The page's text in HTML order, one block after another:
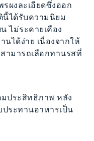
ผงละเอียดซึ่งออก
นี้ได้รับความนิยม
ไม่ระคายเคือง
นได้ง่าย เนื่องจากให้
ามารถเลือกทานรสที่
มประสิทธิภาพ หลัง
ระทานอาหารเป็น